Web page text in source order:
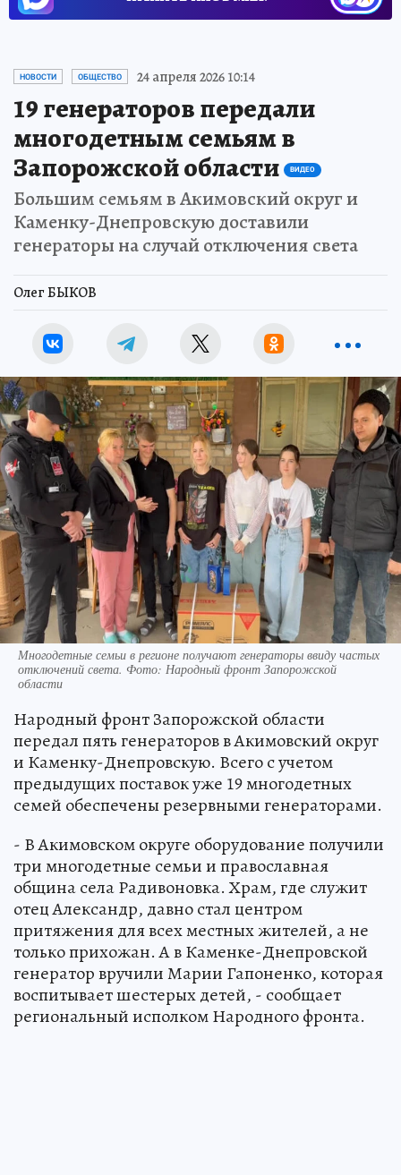
НОВОСТИ ОБЩЕСТВО 24 апреля 2026 10:14
19 генераторов передали
многодетным семьям в
Запорожской области
ВИДЕО
Большим семьям в Акимовский округ и
Каменку-Днепровскую доставили
генераторы на случай отключения света
Олег БЫКОВ
Многодетные семьи в регионе получают генераторы ввиду частых
отключений света. Фото: Народный фронт Запорожской
области
Народный фронт Запорожской области
передал пять генераторов в Акимовский округ
и Каменку-Днепровскую. Всего с учетом
предыдущих поставок уже 19 многодетных
семей обеспечены резервными генераторами.
- В Акимовском округе оборудование получили
три многодетные семьи и православная
община села Радивоновка. Храм, где служит
отец Александр, давно стал центром
притяжения для всех местных жителей, а не
только прихожан. А в Каменке-Днепровской
генератор вручили Марии Гапоненко, которая
воспитывает шестерых детей, - сообщает
региональный исполком Народного фронта.